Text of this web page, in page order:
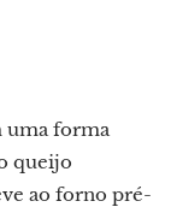
uma forma
queijo
ao forno pré-